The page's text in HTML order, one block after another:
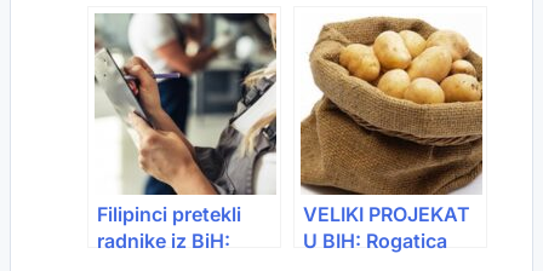
novčanice
za dokumente: Evo
šta se mijenja
Filipinci pretekli
radnike iz BiH:
VELIKI PROJEKAT
U BIH: Rogatica